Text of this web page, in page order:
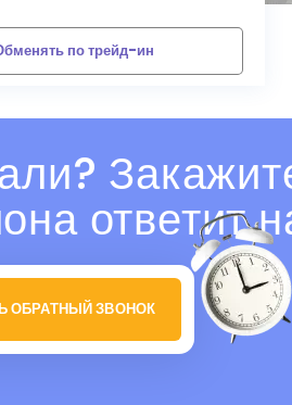
по трейд-ин
ответит
ОБРАТНЫЙ ЗВОНОК